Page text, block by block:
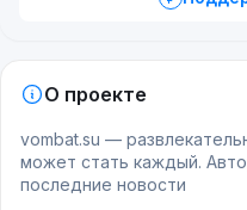
Разработчик - Arclight
Симулятор выживания
самом излёте
Заполировано
готово. Фото
здесь .
О проекте
vombat.su —
может стать каждый.
последние новости